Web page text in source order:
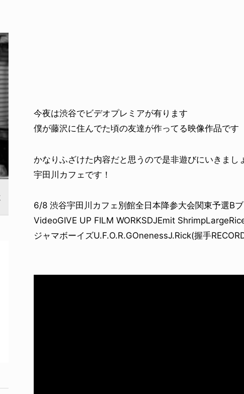
今夜は渋谷でビデオプレミアが有ります
僕が藤沢に住んでた頃の友達が作ってる映像作品です
かなりふざけた内容だと思うので是非遊びにいきまし
宇田川カフェです！
6/8 渋谷宇田川カフェ別館全日本降参大会関東予選B
VideoGIVE UP FILM WORKSDJEmit
ジャマボーイズU.F.O.R.GOnenessJ.Rick(握手